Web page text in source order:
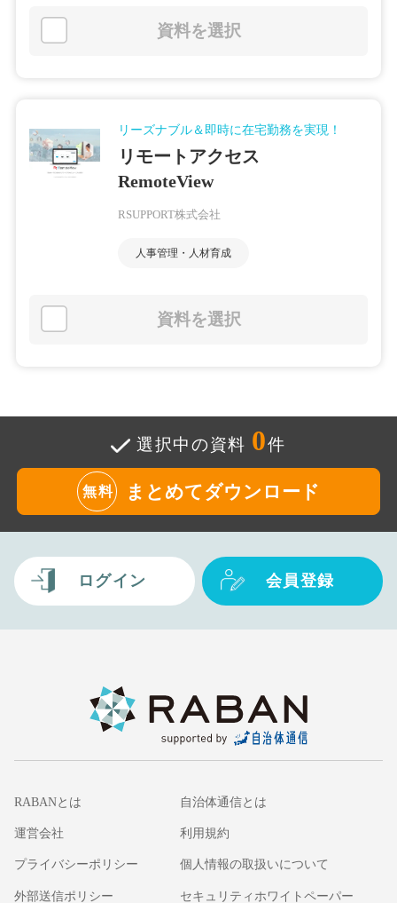
資料を選択
リーズナブル＆即時に在宅勤務を実現！
リモートアクセス
RemoteView
RSUPPORT株式会社
人事管理・人材育成
資料を選択
選択中の資料 0件
無料 まとめてダウンロード
ログイン 会員登録
RABANとは 自治体通信とは
運営会社 利用規約
プライバシーポリシー 個人情報の取扱いについて
外部送信ポリシー セキュリティホワイトペーパー